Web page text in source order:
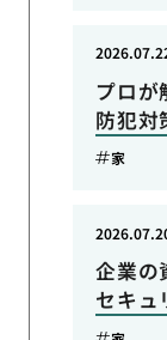
プロが
防犯対
家
企業の
セキュ